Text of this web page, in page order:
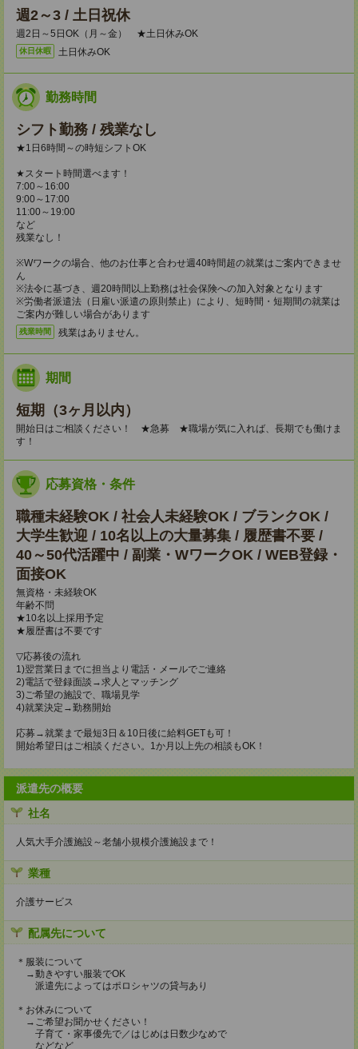
週2～3 / 土日祝休
週2日～5日OK（月～金） ★土日休みOK
休日休暇 土日休みOK
勤務時間
シフト勤務 / 残業なし
★1日6時間～の時短シフトOK
★スタート時間選べます！
7:00～16:00
9:00～17:00
11:00～19:00
など
残業なし！
※Wワークの場合、他のお仕事と合わせ週40時間超の就業はご案内できませ
ん
※法令に基づき、週20時間以上勤務は社会保険への加入対象となります
※労働者派遣法（日雇い派遣の原則禁止）により、短時間・短期間の就業は
ご案内が難しい場合があります
残業時間 残業はありません。
期間
短期（3ヶ月以内）
開始日はご相談ください！ ★急募 ★職場が気に入れば、長期でも働けま
す！
応募資格・条件
職種未経験OK / 社会人未経験OK / ブランクOK /
大学生歓迎 / 10名以上の大量募集 / 履歴書不要 /
40～50代活躍中 / 副業・WワークOK / WEB登録・
面接OK
無資格・未経験OK
年齢不問
★10名以上採用予定
★履歴書は不要です
▽応募後の流れ
1)翌営業日までに担当より電話・メールでご連絡
2)電話で登録面談→求人とマッチング
3)ご希望の施設で、職場見学
4)就業決定→勤務開始
応募→就業まで最短3日＆10日後に給料GETも可！
開始希望日はご相談ください。1か月以上先の相談もOK！
派遣先の概要
社名
人気大手介護施設～老舗小規模介護施設まで！
業種
介護サービス
配属先について
＊服装について
→動きやすい服装でOK
派遣先によってはポロシャツの貸与あり
＊お休みについて
→ご希望お聞かせください！
子育て・家事優先で／はじめは日数少なめで
などなど